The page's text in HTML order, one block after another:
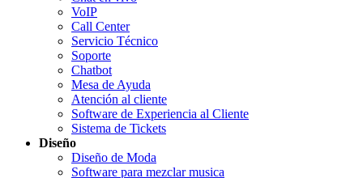
VoIP
Call Center
Servicio Técnico
Soporte
Chatbot
Mesa de Ayuda
Atención al cliente
Software de Experiencia al Cliente
Sistema de Tickets
Diseño
Diseño de Moda
Software para mezclar musica